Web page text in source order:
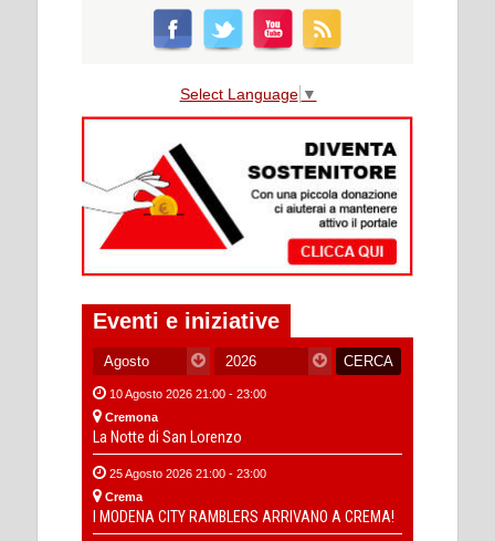
Select Language ▼
Eventi e iniziative
10 Agosto 2026 21:00 - 23:00
Cremona
La Notte di San Lorenzo
25 Agosto 2026 21:00 - 23:00
Crema
I MODENA CITY RAMBLERS ARRIVANO A CREMA!